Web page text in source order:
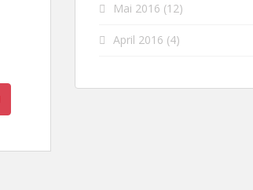
Mai 2016 (12)
April 2016 (4)